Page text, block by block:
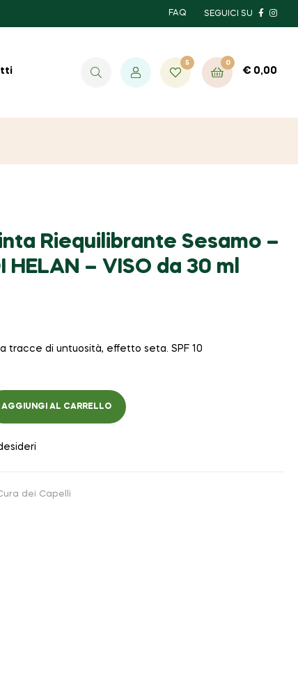
FAQ SEGUICI SU
5 0
€ 0,00
Riequilibrante Sesamo –
HELAN – VISO da 30 ml
tracce di untuosità, effetto seta. SPF 10
AGGIUNGI AL CARRELLO
dei Capelli